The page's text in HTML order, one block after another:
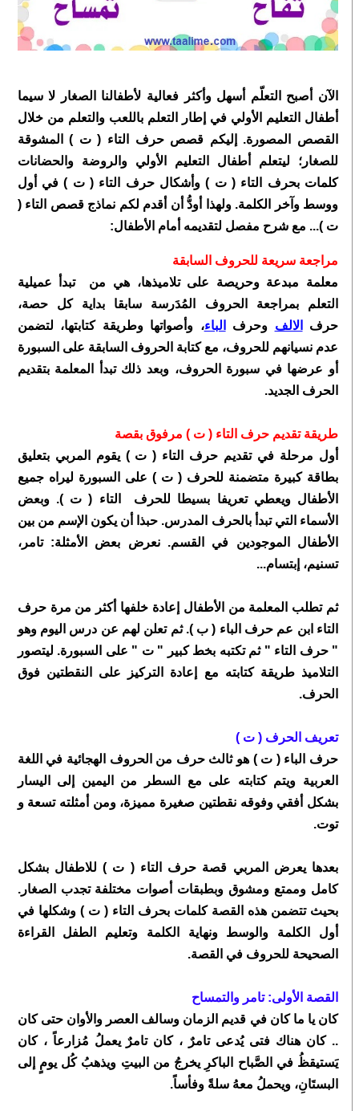
الآن أصبح التعلّم أسهل وأكثر فعالية لأطفالنا الصغار لا سيما
أطفال التعليم الأولي في إطار التعلم باللعب والتعلم من خلال
القصص المصورة. إليكم قصص حرف التاء ( ت ) المشوقة
للصغار؛ ليتعلم أطفال التعليم الأولي والروضة والحضانات
كلمات بحرف التاء ( ت ) وأشكال حرف التاء ( ت ) في أول
ووسط وآخر الكلمة. ولهذا أودُّ أن أقدم لكم نماذج قصص التاء (
ت )... مع شرح مفصل لتقديمه أمام الأطفال:
مراجعة سريعة للحروف السابقة
معلمة مبدعة وحريصة على تلاميذها، هي من تبدأ عميلية
التعلم بمراجعة الحروف المُدَرسة سابقا بداية كل حصة،
حرف
الالف وحرف الباء، وأصواتها وطريقة كتابتها، لتضمن
عدم نسيانهم للحروف، مع كتابة الحروف السابقة على السبورة
أو عرضها في سبورة الحروف، وبعد ذلك تبدأ المعلمة بتقديم
الحرف الجديد.
طريقة تقديم حرف التاء ( ت ) مرفوق بقصة
أول مرحلة في تقديم حرف التاء ( ت ) يقوم المربي بتعليق
بطاقة كبيرة متضمنة للحرف ( ت ) على السبورة ليراه جميع
الأطفال ويعطي تعريفا بسيطا للحرف التاء ( ت ). وبعض
الأسماء التي تبدأ بالحرف المدرس. حبذا أن يكون الإسم من بين
الأطفال الموجودين في القسم. نعرض بعض الأمثلة: تامر،
تسنيم، إبتسام...
ثم تطلب المعلمة من الأطفال إعادة خلفها أكثر من مرة حرف
التاء ابن عم حرف الباء ( ب ). ثم تعلن لهم عن درس اليوم وهو
" حرف التاء " ثم تكتبه بخط كبير " ت " على السبورة. ليتصور
التلاميذ طريقة كتابته مع إعادة التركيز على النقطتين فوق
الحرف.
تعريف الحرف ( ت )
حرف الباء ( ت ) هو ثالث حرف من الحروف الهجائية في اللغة
العربية ويتم كتابته على مع السطر من اليمين إلى اليسار
بشكل أفقي وفوقه نقطتين صغيرة مميزة، ومن أمثلته تسعة و
توت.
بعدها يعرض المربي قصة حرف التاء ( ت ) للاطفال بشكل
كامل وممتع ومشوق وبطبقات أصوات مختلفة تجدب الصغار.
بحيث تتضمن هذه القصة كلمات بحرف التاء ( ت ) وشكلها في
أول الكلمة والوسط ونهاية الكلمة وتعليم الطفل القراءة
الصحيحة للحروف في القصة.
القصة الأولى: تامر والتمساح
كان يا ما كان في قديم الزمان وسالف العصر والأوان حتى كان
.. كان هناك فتى يُدعى تامرٌ ، كان تامرٌ يعملُ مُزارعاً ، كان
يَستيقظُ في الصَّباح الباكرِ يخرجُ من البيتِ ويذهبُ كُل يومٍ إلى
البستَانِ، ويحملُ معهُ سلةً وفأساً.